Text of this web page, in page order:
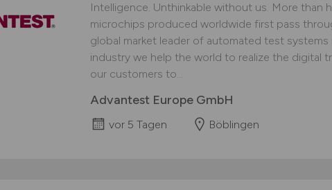
Intelligence. Unthinkable without us. More than
microchips produced worldwide first pass
global market leader of automated test
industry we help the world to realize the digital
our customers to...
Advantest Europe GmbH
vor 5 Tagen Böblingen